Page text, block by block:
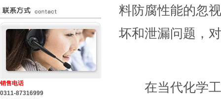
销售电话
0311-87316999
料防腐性能的忽
坏和泄漏问题，
在当代化学工